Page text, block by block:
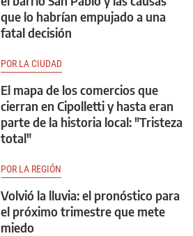
que lo habrían empujado a una
fatal decisión
POR LA CIUDAD
El mapa de los comercios que
cierran en Cipolletti y hasta eran
parte de la historia local: "Tristeza
total"
POR LA REGIÓN
Volvió la lluvia: el pronóstico para
el próximo trimestre que mete
miedo